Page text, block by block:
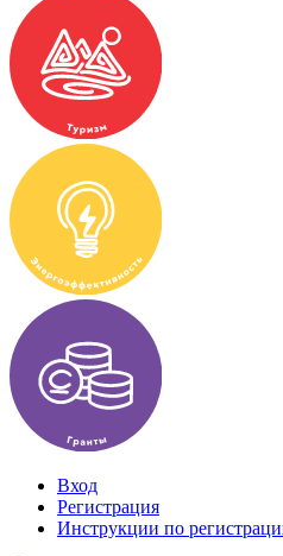
Вход
Регистрация
Инструкции по